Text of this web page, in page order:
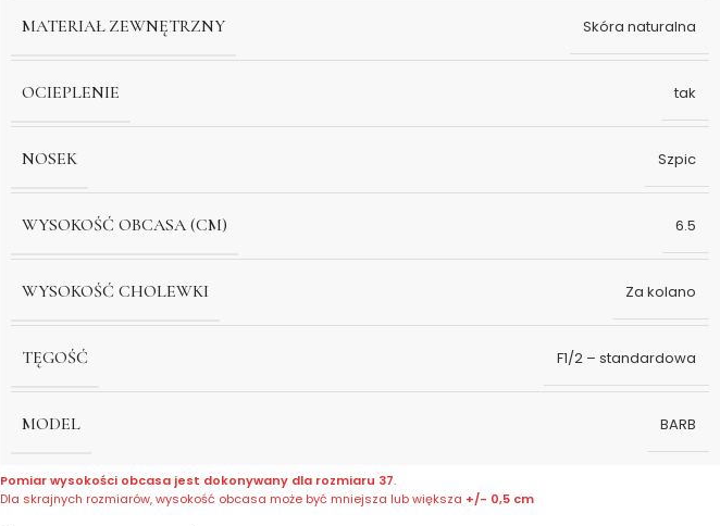
MATERIAŁ ZEWNĘTRZNY Skóra naturalna
OCIEPLENIE tak
NOSEK Szpic
WYSOKOŚĆ OBCASA (CM) 6.5
WYSOKOŚĆ CHOLEWKI Za kolano
TĘGOŚĆ F1/2 – standardowa
MODEL BARB
Pomiar wysokości obcasa jest dokonywany dla rozmiaru 37.
Dla skrajnych rozmiarów, wysokość obcasa może być mniejsza lub większa +/- 0,5 cm